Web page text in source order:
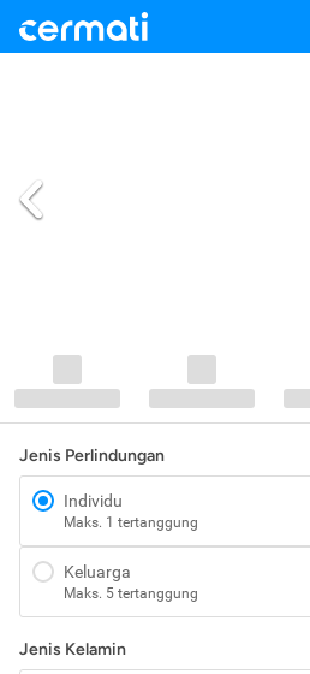
Jenis Perlindungan
Individu
Maks. 1 tertanggung
Keluarga
Maks. 5 tertanggung
Jenis Kelamin